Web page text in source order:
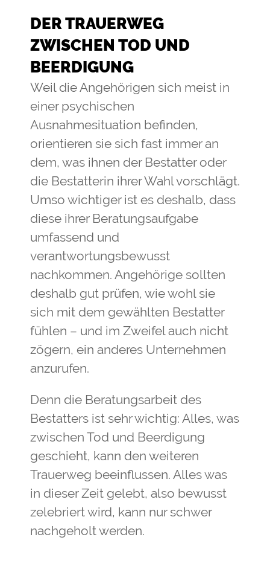
DER TRAUERWEG
ZWISCHEN TOD UND
BEERDIGUNG
Weil die Angehörigen sich meist in
einer psychischen
Ausnahmesituation befinden,
orientieren sie sich fast immer an
dem, was ihnen der Bestatter oder
die Bestatterin ihrer Wahl vorschlägt.
Umso wichtiger ist es deshalb, dass
diese ihrer Beratungsaufgabe
umfassend und
verantwortungsbewusst
nachkommen. Angehörige sollten
deshalb gut prüfen, wie wohl sie
sich mit dem gewählten Bestatter
fühlen – und im Zweifel auch nicht
zögern, ein anderes Unternehmen
anzurufen.
Denn die Beratungsarbeit des
Bestatters ist sehr wichtig: Alles, was
zwischen Tod und Beerdigung
geschieht, kann den weiteren
Trauerweg beeinflussen. Alles was
in dieser Zeit gelebt, also bewusst
zelebriert wird, kann nur schwer
nachgeholt werden.